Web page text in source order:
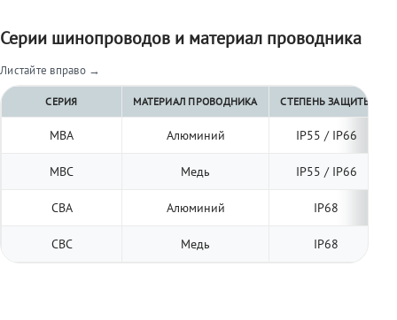
Серии шинопроводов и материал проводника
Листайте вправо →
СЕРИЯ МАТЕРИАЛ ПРОВОДНИКА СТЕПЕНЬ ЗАЩИТЫ
МВА Алюминий IP55 / IP66
МВС Медь IP55 / IP66
СВА Алюминий IP68
СВС Медь IP68